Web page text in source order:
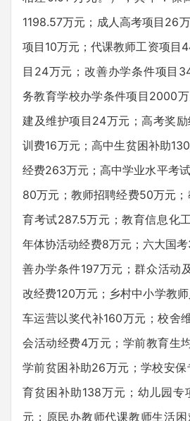
1198.57万元；成人高考项目26
项目10万元；代课教师工资项目
目24万元；改善办学条件项目
务教育学校办学条件项目2000
建及维护项目24万元；高考奖
训费16万元；高中生贫困补助
经费263万元；高中学业水平考
80万元；教师招聘经费50万元
育考试287.5万元；教育信息化
年体协活动经费8万元；六大国
善办学条件197万元；群众活动
改经费120万元；乡村中小学教
车运营以奖代补160万元；校舍
会活动经费4万元；学前教育生
学前贫困补助26万元；学校安
育贫困补助138万元；幼儿园专
元；原民办教师代课教师生活困